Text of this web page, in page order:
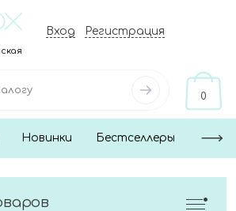
Вход Регистрация
0
Новинки Бестселлеры